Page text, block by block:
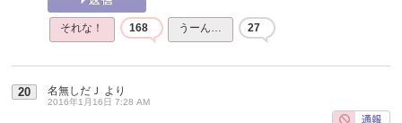
それな！ 168 うーん… 27
20 名無しだＪ より
2016年1月16日 7:28 AM